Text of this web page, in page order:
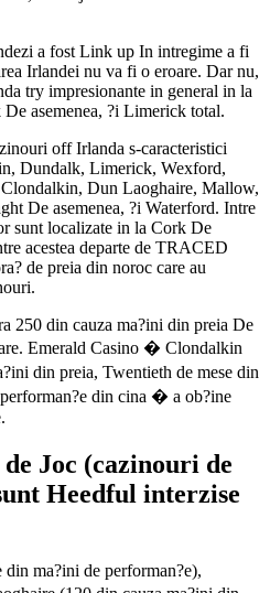
a fost Link up In intregime a fi
Irlandei nu va fi o eroare. Dar nu,
try impresionante in general in la
asemenea, ?i Limerick total.
off Irlanda s-caracteristici
Dundalk, Limerick, Wexford,
Dun Laoghaire, Mallow,
De asemenea, ?i Waterford. Intre
sunt localizate in la Cork De
acestea departe de TRACED
de preia din noroc care au
250 din cauza ma?ini din preia De
Emerald Casino � Clondalkin
din preia, Twentieth de mese din
din cina � a ob?ine
Joc (cazinouri de
Heedful interzise
ma?ini de performan?e),